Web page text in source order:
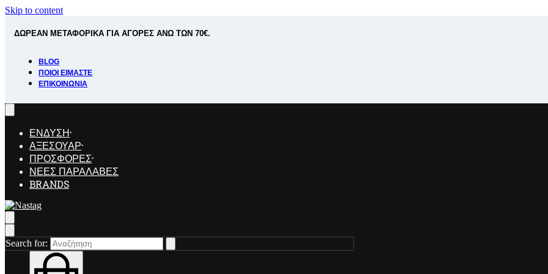
Skip to content
ΔΩΡΕΑΝ ΜΕΤΑΦΟΡΙΚΑ ΓΙΑ ΑΓΟΡΕΣ ΑΝΩ ΤΩΝ 70€.
BLOG
ΠΟΙΟΊ ΕΊΜΑΣΤΕ
ΕΠΙΚΟΙΝΩΝΊΑ
ΕΝΔΥΣΗ
ΑΞΕΣΟΥΑΡ
ΠΡΟΣΦΟΡΕΣ
ΝΕΕΣ ΠΑΡΑΛΑΒΕΣ
BRANDS
Search for: